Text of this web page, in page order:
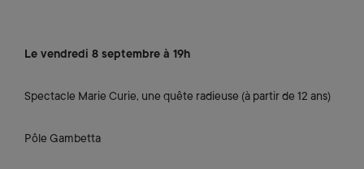
Le vendredi 8 septembre à 19h
Spectacle Marie Curie, une quête radieuse (à partir de 12 ans)
Pôle Gambetta